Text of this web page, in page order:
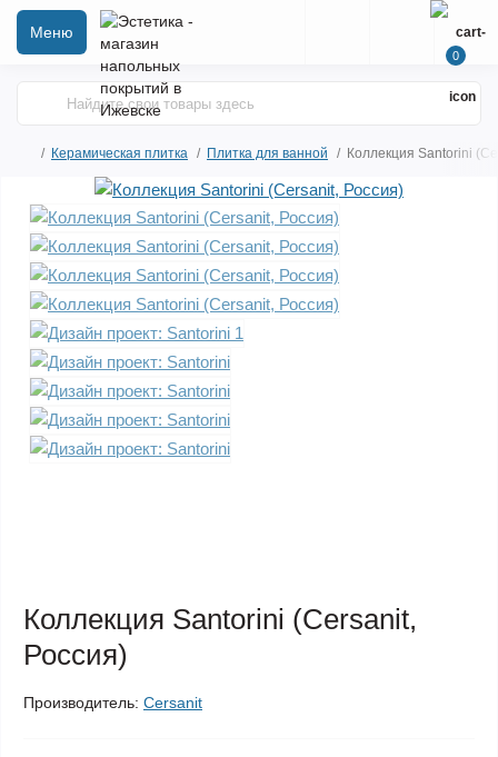
Меню
0
Керамическая плитка Плитка для ванной Коллекция Santorini
Коллекция Santorini (Cersanit,
Россия)
Производитель: Cersanit